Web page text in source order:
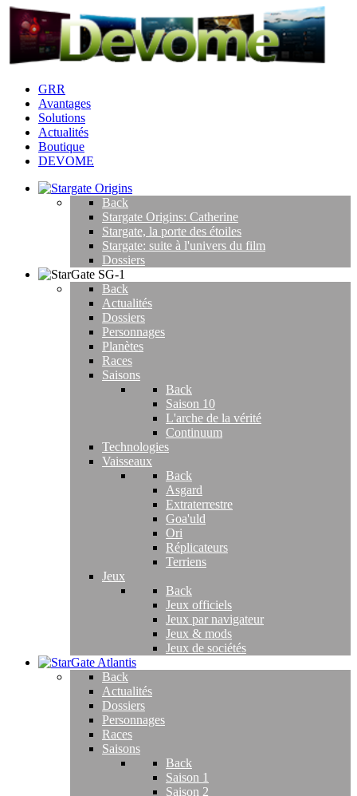
GRR
Avantages
Solutions
Actualités
Boutique
DEVOME
Back
Stargate Origins: Catherine
Stargate, la porte des étoiles
Stargate: suite à l'univers du film
Dossiers
Back
Actualités
Dossiers
Personnages
Planètes
Races
Saisons
Back
Saison 10
L'arche de la vérité
Continuum
Technologies
Vaisseaux
Back
Asgard
Extraterrestre
Goa'uld
Ori
Réplicateurs
Terriens
Jeux
Back
Jeux officiels
Jeux par navigateur
Jeux & mods
Jeux de sociétés
Back
Actualités
Dossiers
Personnages
Races
Saisons
Back
Saison 1
Saison 2